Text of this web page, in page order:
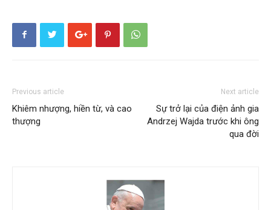
Previous article
Khiêm nhượng, hiền từ, và cao
thượng
Next article
Sự trở lại của điện ảnh gia
Andrzej Wajda trước khi ông
qua đời